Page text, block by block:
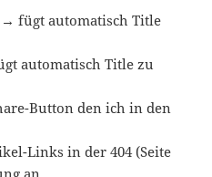
→ fügt automatisch Title
automatisch Title zu
Button den ich in den
Links in der 404 (Seite